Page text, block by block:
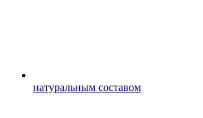
натуральным составом